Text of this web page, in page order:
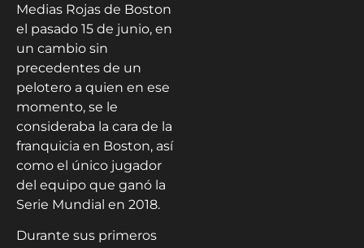
Medias Rojas de Boston
el pasado 15 de junio, en
un cambio sin
precedentes de un
pelotero a quien en ese
momento, se le
consideraba la cara de la
franquicia en Boston, así
como el único jugador
del equipo que ganó la
Serie Mundial en 2018.
Durante sus primeros